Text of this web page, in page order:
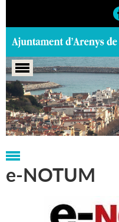
Portada > Regidories >
e-NOTUM